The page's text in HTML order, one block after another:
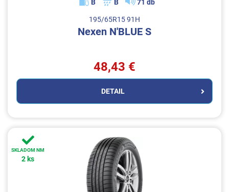
B B 71 db
195/65R15 91H
Nexen N'BLUE S
48,43 €
DETAIL
SKLADOM NM
2 ks